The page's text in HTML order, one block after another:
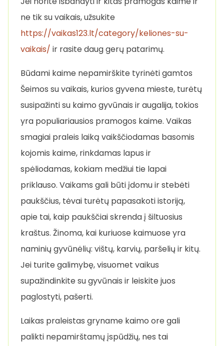
ne tik su vaikais, užsukite
https://vaikas123.lt/category/keliones-su-
vaikais/ ir rasite daug gerų patarimų.
Būdami kaime nepamirškite tyrinėti gamtos
Šeimos su vaikais, kurios gyvena mieste, turėtų
susipažinti su kaimo gyvūnais ir augalija, tokios
yra populiariausios pramogos kaime. Vaikas
smagiai praleis laiką vaikščiodamas basomis
kojomis kaime, rinkdamas lapus ir
spėliodamas, kokiam medžiui tie lapai
priklauso. Vaikams gali būti įdomu ir stebėti
paukščius, tėvai turėtų papasakoti istoriją,
apie tai, kaip paukščiai skrenda į šiltuosius
kraštus. Žinoma, kai kuriuose kaimuose yra
naminių gyvūnėlių: vištų, karvių, paršelių ir kitų.
Jei turite galimybę, visuomet vaikus
supažindinkite su gyvūnais ir leiskite juos
paglostyti, pašerti.
Laikas praleistas gryname kaimo ore gali
palikti nepamirštamų įspūdžių, nes tai